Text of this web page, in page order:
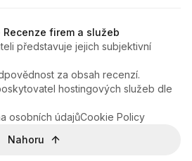
firem a služeb
představuje jejich subjektivní
za obsah recenzí.
hostingových služeb dle
osobních údajůCookie Policy
Nahoru